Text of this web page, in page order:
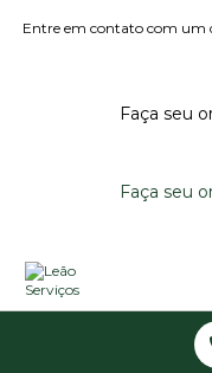
Entre em contato com um
Faça seu
Faça seu